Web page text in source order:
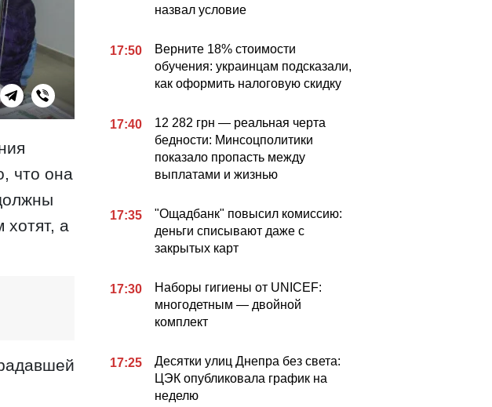
что она
хотят, а
назвал условие
17:50
Верните 18% стоимости
обучения: украинцам подсказали,
как оформить налоговую скидку
17:40
12 282 грн — реальная черта
бедности: Минсоцполитики
показало пропасть между
выплатами и жизнью
17:35
"Ощадбанк" повысил комиссию:
деньги списывают даже с
закрытых карт
17:30
Наборы гигиены от UNICEF:
многодетным — двойной
комплект
17:25
Десятки улиц Днепра без света:
ЦЭК опубликовала график на
неделю